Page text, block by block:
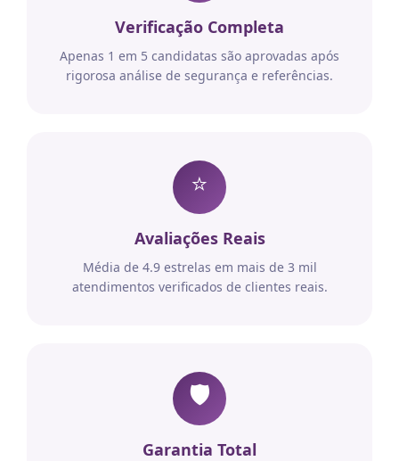
Verificação Completa
Apenas 1 em 5 candidatas são aprovadas após
rigorosa análise de segurança e referências.
⭐
Avaliações Reais
Média de 4.9 estrelas em mais de 3 mil
atendimentos verificados de clientes reais.
🛡️
Garantia Total